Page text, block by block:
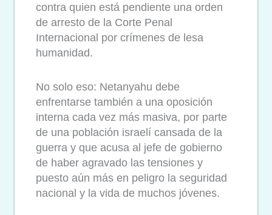
contra quien está pendiente una orden
de arresto de la Corte Penal
Internacional por crímenes de lesa
humanidad.
No solo eso: Netanyahu debe
enfrentarse también a una oposición
interna cada vez más masiva, por parte
de una población israelí cansada de la
guerra y que acusa al jefe de gobierno
de haber agravado las tensiones y
puesto aún más en peligro la seguridad
nacional y la vida de muchos jóvenes.